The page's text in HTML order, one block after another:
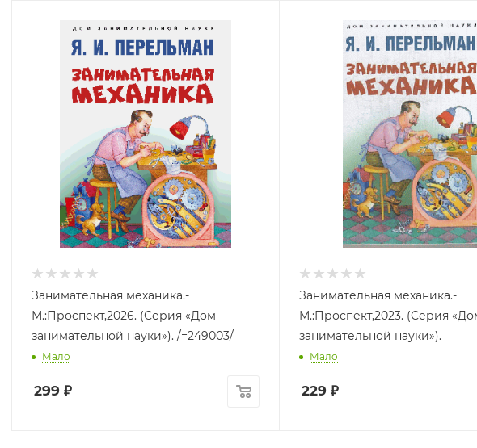
Занимательная механика.-
М.:Проспект,2026. (Серия «Дом
занимательной науки»). /=249003/
Мало
299 ₽
Занимательная механика.-
М.:Проспект,2023. (Серия
занимательной науки»).
Мало
229 ₽